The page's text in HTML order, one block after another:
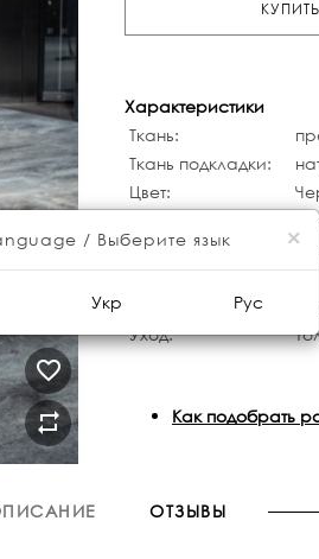
КУПИТЬ
Характеристики
Ткань:
Ткань подкладки:
Цвет:
Вид застежки:
Особенности кроя:
Длина изделия:
Уход:
Как подобрать
ОТЗЫВЫ
×
/ Выберите язык
Укр Рус